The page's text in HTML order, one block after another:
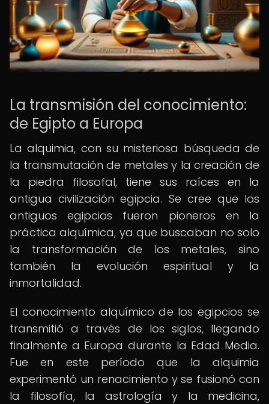
La transmisión del conocimiento:
de Egipto a Europa
La alquimia, con su misteriosa búsqueda de
la transmutación de metales y la creación de
la piedra filosofal, tiene sus raíces en la
antigua civilización egipcia. Se cree que los
antiguos egipcios fueron pioneros en la
práctica alquímica, ya que buscaban no solo
la transformación de los metales, sino
también la evolución espiritual y la
inmortalidad.
El conocimiento alquímico de los egipcios se
transmitió a través de los siglos, llegando
finalmente a Europa durante la Edad Media.
Fue en este período que la alquimia
experimentó un renacimiento y se fusionó con
la filosofía, la astrología y la medicina,